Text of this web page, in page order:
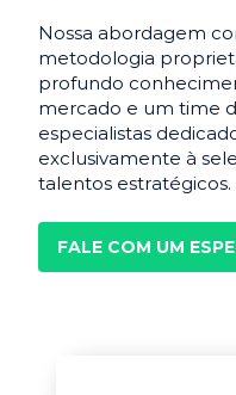
Nossa abordagem
metodologia
profundo
mercado e um time
especialistas
exclusivamente à
talentos estratégicos.
FALE COM UM